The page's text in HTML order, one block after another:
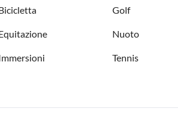
Golf
Nuoto
Tennis